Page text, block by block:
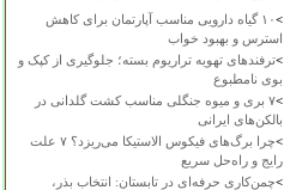
>
۱۰ گیاه دارویی مناسب آپارتمان برای کاهش
استرس و بهبود خواب
>ترفندهای تهویه تراریوم بسته؛ جلوگیری از کپک و
بوی نامطبوع
>
۷ بری و میوه جنگلی مناسب کشت گلدانی در
بالکن‌های ایرانی
>
چرا برگ‌های فیکوس الاستیکا می‌ریزد؟ ۷ علت
رایج و راه‌حل سریع
>چمن‌کاری حرفه‌ای در تابستان: انتخاب بذر،